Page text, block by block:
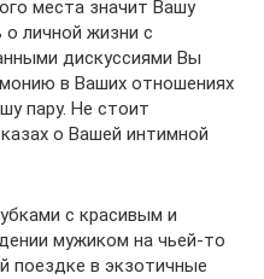
места значит Вашу
личной жизни с
дискуссиями Вы
в Ваших отношениях
пару. Не стоит
о Вашей интимной
с красивым и
мужиком на чьей-то
поездке в экзотичные